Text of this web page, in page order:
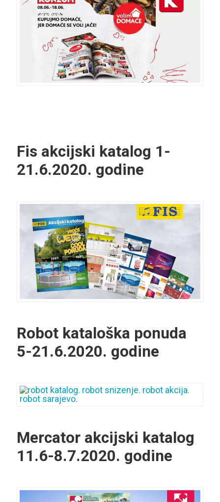
Fis akcijski katalog 1-
21.6.2020. godine
Robot kataloška ponuda
5-21.6.2020. godine
Mercator akcijski katalog
11.6-8.7.2020. godine